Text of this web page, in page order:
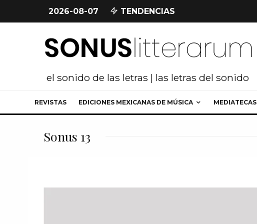
2026-08-07 TENDENCIAS
el sonido de las letras | las letras del sonido
REVISTAS EDICIONES MEXICANAS DE MÚSICA MEDIATECAS
Sonus 13